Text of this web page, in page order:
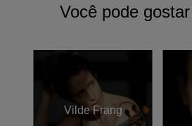
Você pode
Vilde Frang